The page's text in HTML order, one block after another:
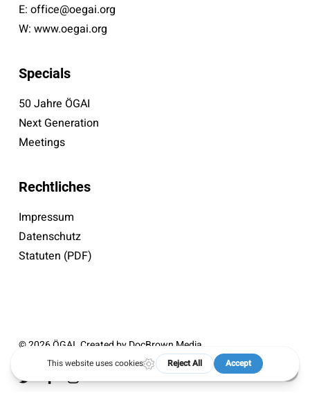
E: office@oegai.org
W: www.oegai.org
Specials
50 Jahre ÖGAI
Next Generation
Meetings
Rechtliches
Impressum
Datenschutz
Statuten (PDF)
© 2026 ÖGAI. Created byDocBrown Media
twitter